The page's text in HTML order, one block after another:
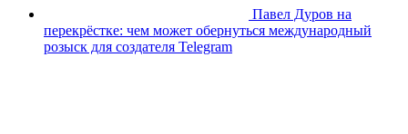
Павел Дуров на
перекрёстке: чем может обернуться международный
розыск для создателя Telegram